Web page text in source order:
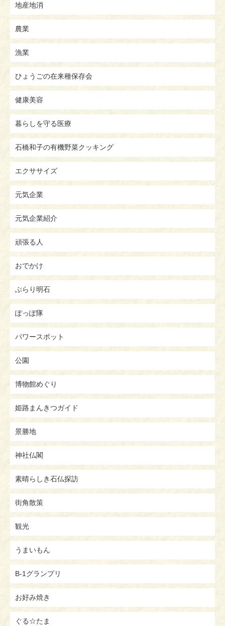
地産地消
農業
漁業
ひょうごの在来種保存会
健康美容
暮らしを守る医療
石橋和子の有機野菜クッキング
エクササイズ
元気企業
元気企業紹介
頑張る人
おでかけ
ぶらり明石
ぽっぽ隊
パワースポット
公園
博物館めぐり
姫路まんきつガイド
景勝地
神社仏閣
素晴らしき石仏探訪
街角散策
観光
うまいもん
B-1グランプリ
お好み焼き
ぐる☆たま